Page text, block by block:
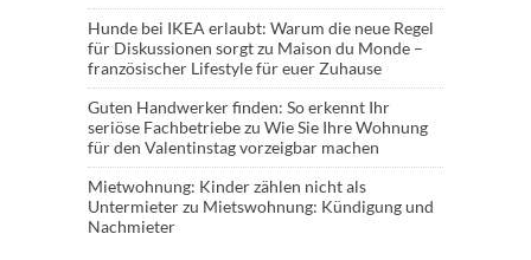
Hunde bei IKEA erlaubt: Warum die neue Regel
für Diskussionen sorgtzu Maison du Monde –
französischer Lifestyle für euer Zuhause
Guten Handwerker finden: So erkennt Ihr
seriöse Fachbetriebezu Wie Sie Ihre Wohnung
für den Valentinstag vorzeigbar machen
Mietwohnung: Kinder zählen nicht als
Untermieterzu Mietswohnung: Kündigung und
Nachmieter